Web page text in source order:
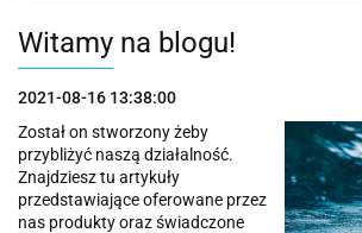
Witamy na blogu!
2021-08-16 13:38:00
Został on stworzony żeby
przybliżyć naszą działalność.
Znajdziesz tu artykuły
przedstawiające oferowane przez
nas produkty oraz świadczone